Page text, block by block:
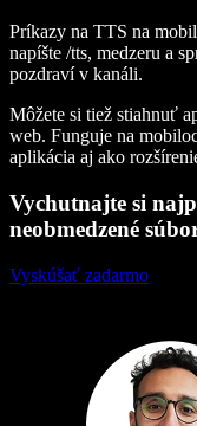
Príkazy na TTS na
napíšte /tts, medzeru a
pozdraví v kanáli.
Môžete si tiež stiahnuť
web. Funguje na
aplikácia aj ako
Vychutnajte si
neobmedzené
Vyskúšať zadarmo